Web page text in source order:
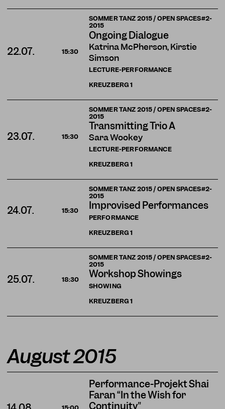
SOMMER TANZ 2015 / OPEN SPACES#2-
2015
Ongoing Dialogue
Katrina McPherson, Kirstie
Simson
LECTURE-PERFORMANCE
22.07. 15:30
KREUZBERG1
SOMMER TANZ 2015 / OPEN SPACES#2-
2015
Transmitting Trio A
Sara Wookey
LECTURE-PERFORMANCE
23.07. 15:30
KREUZBERG1
SOMMER TANZ 2015 / OPEN SPACES#2-
2015
Improvised Performances
PERFORMANCE
24.07. 15:30
KREUZBERG1
SOMMER TANZ 2015 / OPEN SPACES#2-
2015
Workshop Showings
SHOWING
25.07. 18:30
KREUZBERG1
August 2015
Performance-Projekt Shai
Faran “In the Wish for
Continuity"